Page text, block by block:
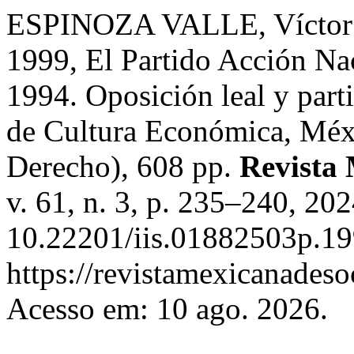
ESPINOZA VALLE,
1999, El Partido Acción
1994. Oposición leal y
de Cultura Económica,
Derecho), 608 pp. Revista
v. 61, n. 3, p. 235–240,
10.22201/
https://
Acesso em: 10 ago. 2026.